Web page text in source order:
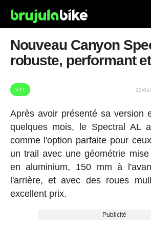
Nouveau Canyon
robuste, performant
VTT 22/
Après avoir présenté sa version
quelques mois, le Spectral AL
comme l'option parfaite pour
un trail avec une géométrie
en aluminium, 150 mm à
l'arrière, et avec des roues
excellent prix.
Publicité